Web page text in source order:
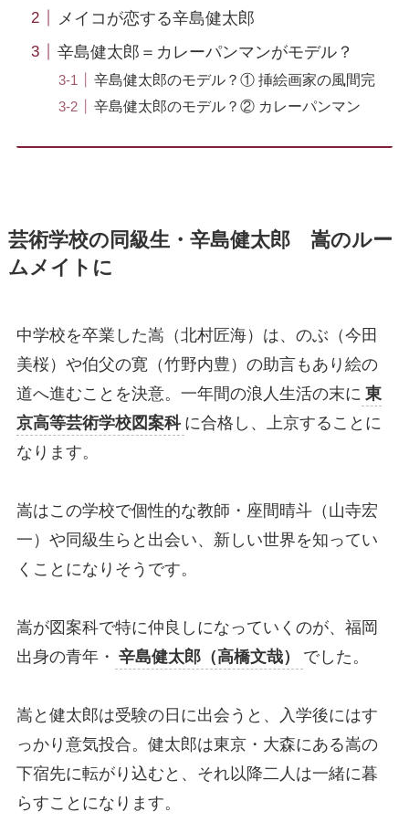
メイコが恋する辛島健太郎
辛島健太郎＝カレーパンマンがモデル？
辛島健太郎のモデル？① 挿絵画家の風間完
辛島健太郎のモデル？② カレーパンマン
芸術学校の同級生・辛島健太郎 嵩のルー
ムメイトに
中学校を卒業した嵩（北村匠海）は、のぶ（今田
美桜）や伯父の寛（竹野内豊）の助言もあり絵の
道へ進むことを決意。一年間の浪人生活の末に 東
京高等芸術学校図案科 に合格し、上京することに
なります。
嵩はこの学校で個性的な教師・座間晴斗（山寺宏
一）や同級生らと出会い、新しい世界を知ってい
くことになりそうです。
嵩が図案科で特に仲良しになっていくのが、福岡
出身の青年・ 辛島健太郎（高橋文哉） でした。
嵩と健太郎は受験の日に出会うと、入学後にはす
っかり意気投合。健太郎は東京・大森にある嵩の
下宿先に転がり込むと、それ以降二人は一緒に暮
らすことになります。